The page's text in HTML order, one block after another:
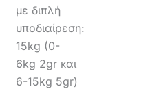
με διπλή
υποδιαίρεση:
15kg (0-
6kg 2gr και
6-15kg 5gr)